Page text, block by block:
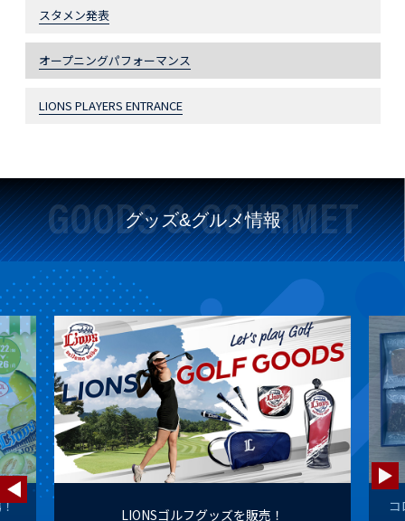
スタメン発表
オープニングパフォーマンス
LIONS PLAYERS ENTRANCE
GOODS & GOURMET
グッズ&グルメ情報
LIONSゴルフグッズを販売！